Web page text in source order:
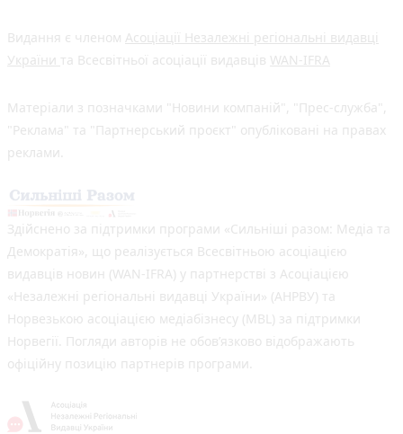
Видання є членом Асоціації Незалежні регіональні видавці
України та Всесвітньої асоціації видавців WAN-IFRA
Матеріали з позначками "Новини компаній", "Прес-служба",
"Реклама" та "Партнерський проєкт" опубліковані на правах
реклами.
Здійснено за підтримки програми «Сильніші разом: Медіа та
Демократія», що реалізується Всесвітньою асоціацією
видавців новин (WAN-IFRA) у партнерстві з Асоціацією
«Незалежні регіональні видавці України» (АНРВУ) та
Норвезькою асоціацією медіабізнесу (MBL) за підтримки
Норвегії. Погляди авторів не обов’язково відображають
офіційну позицію партнерів програми.